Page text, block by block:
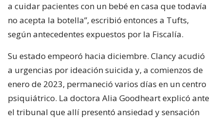
a cuidar pacientes con un bebé en casa que todavía
no acepta la botella”, escribió entonces a Tufts,
según antecedentes expuestos por la Fiscalía.
Su estado empeoró hacia diciembre. Clancy acudió
a urgencias por ideación suicida y, a comienzos de
enero de 2023, permaneció varios días en un centro
psiquiátrico. La doctora Alia Goodheart explicó ante
el tribunal que allí presentó ansiedad y sensación